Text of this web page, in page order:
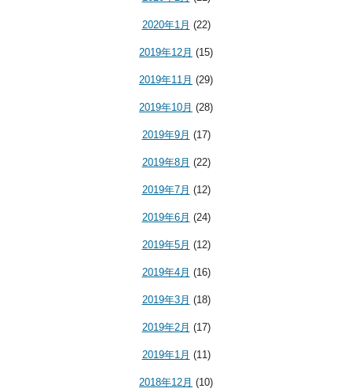
2020年1月 (22)
2019年12月 (15)
2019年11月 (29)
2019年10月 (28)
2019年9月 (17)
2019年8月 (22)
2019年7月 (12)
2019年6月 (24)
2019年5月 (12)
2019年4月 (16)
2019年3月 (18)
2019年2月 (17)
2019年1月 (11)
2018年12月 (10)